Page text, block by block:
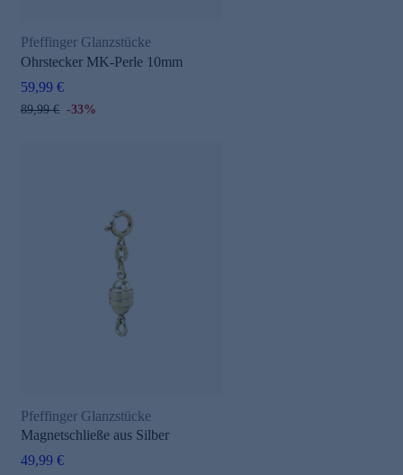
Pfeffinger Glanzstücke
Ohrstecker MK-Perle 10mm
59,99 €
89,99 € -33%
Pfeffinger Glanzstücke
Magnetschließe aus Silber
49,99 €